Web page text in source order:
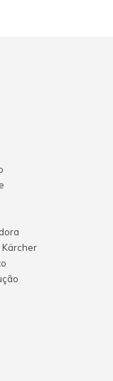
Kärcher